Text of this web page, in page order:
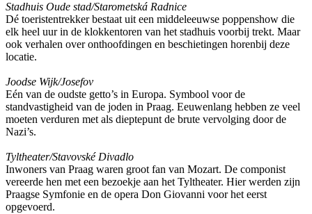
Stadhuis Oude stad/Starometská Radnice
Dé toeristentrekker bestaat uit een middeleeuwse poppenshow die
elk heel uur in de klokkentoren van het stadhuis voorbij trekt. Maar
ook verhalen over onthoofdingen en beschietingen horenbij deze
locatie.
Joodse Wijk/Josefov
Eén van de oudste getto’s in Europa. Symbool voor de
standvastigheid van de joden in Praag. Eeuwenlang hebben ze veel
moeten verduren met als dieptepunt de brute vervolging door de
Nazi’s.
Tyltheater/Stavovské Divadlo
Inwoners van Praag waren groot fan van Mozart. De componist
vereerde hen met een bezoekje aan het Tyltheater. Hier werden zijn
Praagse Symfonie en de opera Don Giovanni voor het eerst
opgevoerd.